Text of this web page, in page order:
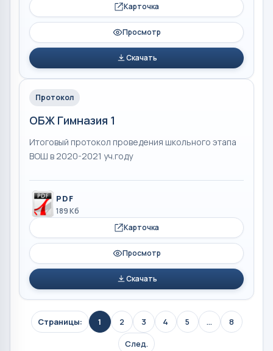
Карточка
Просмотр
Скачать
Протокол
ОБЖ Гимназия 1
Итоговый протокол проведения школьного этапа
ВОШ в 2020-2021 уч.году
PDF
189 Кб
Карточка
Просмотр
Скачать
Страницы: 1 2 3 4 5 ...
8
След.